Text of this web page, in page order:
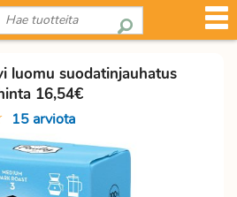
luomu suodatinjauhatus
16,54€
15 arviota